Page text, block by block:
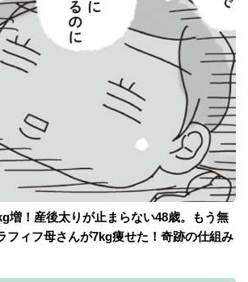
増！産後太りが止まらない48歳。もう無
ィフ母さんが7kg痩せた！奇跡の仕組み